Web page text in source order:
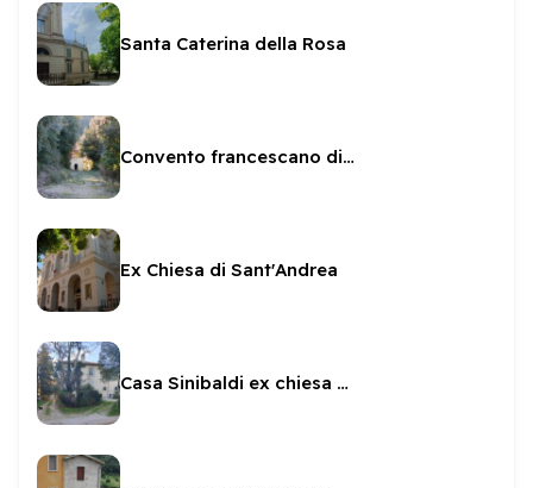
Santa Caterina della Rosa
Convento francescano di Sant'Anna
Ex Chiesa di Sant'Andrea
Casa Sinibaldi ex chiesa dei Santi Apostoli